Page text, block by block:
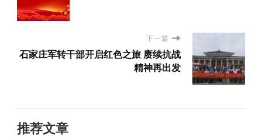
下一篇
石家庄军转干部开启红色之旅 赓续抗战
精神再出发
推荐文章